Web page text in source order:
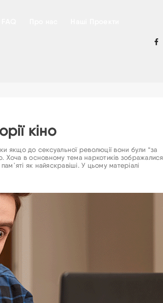
кіно
якщо до сексуальної революції вони були “за
Хоча в основному тема наркотиків зображалися
як найяскравіші. У цьому матеріалі